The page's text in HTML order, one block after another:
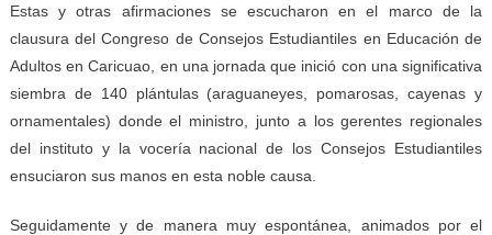
Estas y otras afirmaciones se escucharon en el marco de la
clausura del Congreso de Consejos Estudiantiles en Educación de
Adultos en Caricuao, en una jornada que inició con una significativa
siembra de 140 plántulas (araguaneyes, pomarosas, cayenas y
ornamentales) donde el ministro, junto a los gerentes regionales
del instituto y la vocería nacional de los Consejos Estudiantiles
ensuciaron sus manos en esta noble causa.
Seguidamente y de manera muy espontánea, animados por el